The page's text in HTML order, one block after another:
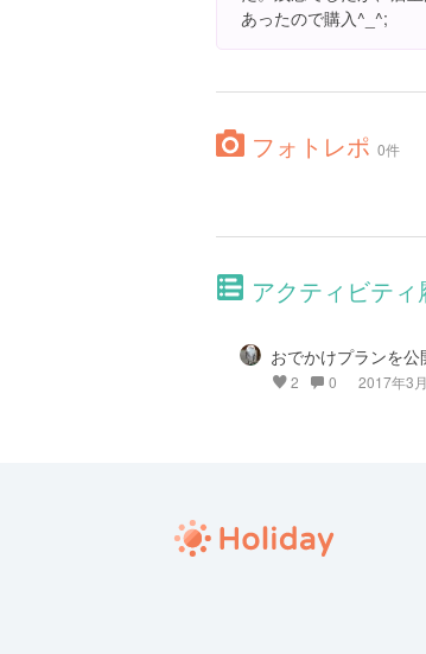
あったので購入^_^;
フォトレポ 0件
アクティビティ
おでかけプランを公
2 0 2017年3